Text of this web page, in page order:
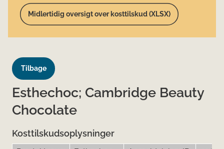
Midlertidig oversigt over kosttilskud (XLSX)
Tilbage
Esthechoc; Cambridge Beauty
Chocolate
Kosttilskudsoplysninger